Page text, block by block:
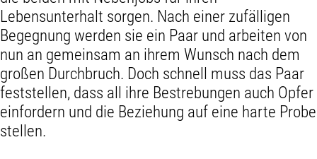
Lebensunterhalt sorgen. Nach einer zufälligen
Begegnung werden sie ein Paar und arbeiten von
nun an gemeinsam an ihrem Wunsch nach dem
großen Durchbruch. Doch schnell muss das Paar
feststellen, dass all ihre Bestrebungen auch Opfer
einfordern und die Beziehung auf eine harte Probe
stellen.